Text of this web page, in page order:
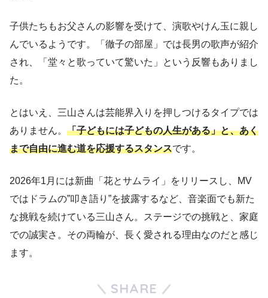
子供たちもお父さんの影響を受けて、演歌やけん玉に親し
んでいるようです。「徹子の部屋」では長男の歌声が紹介
され、「堂々と歌っていて驚いた」という反響もありまし
た。
とはいえ、三山さんは芸能界入りを押しつけるタイプでは
ありません。 「子どもには子どもの人生がある」と、あく
まで自由に進む道を応援するスタンスです。
2026年1月には新曲「花とサムライ」をリリースし、MV
ではドラムの”叩き語り”を披露するなど、音楽面でも新た
な挑戦を続けている三山さん。ステージでの挑戦と、家庭
での誠実さ。その両輪が、長く愛される理由なのだと感じ
ます。
SHARE